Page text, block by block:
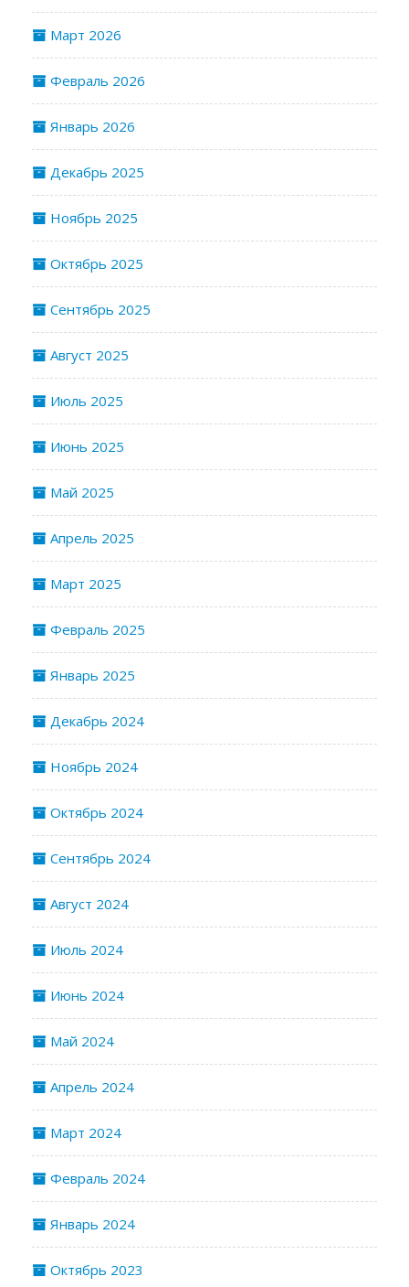
Март 2026
Февраль 2026
Январь 2026
Декабрь 2025
Ноябрь 2025
Октябрь 2025
Сентябрь 2025
Август 2025
Июль 2025
Июнь 2025
Май 2025
Апрель 2025
Март 2025
Февраль 2025
Январь 2025
Декабрь 2024
Ноябрь 2024
Октябрь 2024
Сентябрь 2024
Август 2024
Июль 2024
Июнь 2024
Май 2024
Апрель 2024
Март 2024
Февраль 2024
Январь 2024
Октябрь 2023